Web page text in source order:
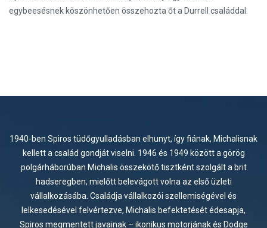
egybeesésnek köszönhetően összehozta őt a Durrell családdal.
1940-ben Spiros tüdőgyulladásban elhunyt, így fiának, Michalisnak
kellett a család gondját viselni. 1946 és 1949 között a görög
polgárháborúban Michalis összekötő tisztként szolgált a brit
hadseregben, mielőtt belevágott volna az első üzleti
vállalkozásába. Családja vállalkozói szellemiségével és
lelkesedésével felvértezve, Michalis befektetését édesapja,
Spiros megmentett javainak – ikonikus motorjának és Dodge